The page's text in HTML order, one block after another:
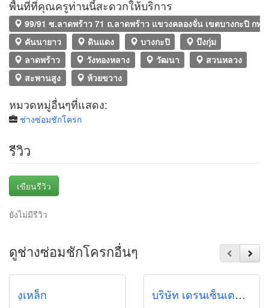
พื้นที่ที่คุณครูท่านนี้สะดวกให้บริการ
99/91 ซ.ลาดพร้าว 71 ถ.ลาดพร้าว แขวงคลองจั่น เขตบางกะปิ กทม
คันนายาว
ดินแดง บางกะปิ
บึงกุ่ม
ลาดพร้าว
วังทองหลาง วัฒนา
สวนหลวง
สะพานสูง
ห้วยขวาง
หมวดหมู่อื่นๆที่แสดง:
ช่างซ่อมชักโครก
รีวิว
เขียนรีวิว
ยังไม่มีรีวิว
ดูช่างซ่อมชักโครกอื่นๆ
งูเหล็ก บริษัท เดรนเซ็นเตอร์ จำกัด